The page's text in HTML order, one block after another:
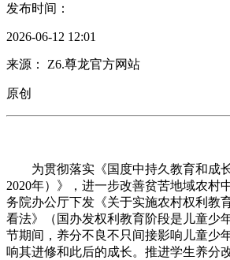
发布时间：
2026-06-12 12:01
来源： Z6.尊龙官方网站
原创
为贯彻落实《国度中持久教育和成
2020年）》，进一步改善贫苦地域农村
务院办公厅下发《关于实施农村权利教
看法》（国办发权利教育阶段是儿童少
节期间，养分不良不只间接影响儿童少
响其进修和此后的成长。推进学生养分